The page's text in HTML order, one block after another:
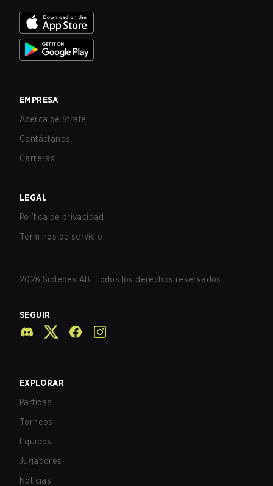
EMPRESA
Acerca de Strafe
Contáctanos
Carreras
LEGAL
Política de privacidad
Términos de servicio
2026 Sidledes AB. Todos los derechos reservados.
SEGUIR
EXPLORAR
Partidas
Torneos
Equipos
Jugadores
Noticias